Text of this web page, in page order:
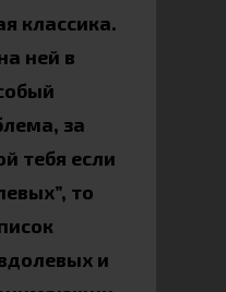
классика.
ней в
за
тебя если
то
и